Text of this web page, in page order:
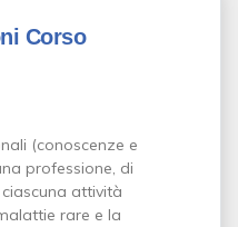
Corso
(conoscenze e
professione, di
attività
rare e la